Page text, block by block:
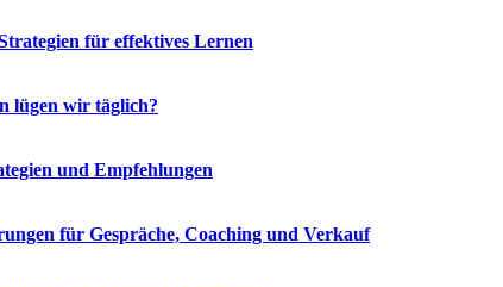
für effektives Lernen
lügen wir täglich?
und Empfehlungen
für Gespräche, Coaching und Verkauf